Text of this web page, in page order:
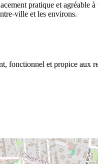
pratique et
ville et les environs.
fonctionnel et propice aux